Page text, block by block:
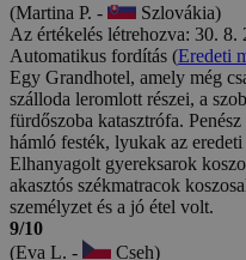
(Martina P. -
Szlovákia)
Az értékelés létrehozva: 30. 8.
Automatikus fordítás (Eredeti
Egy Grandhotel, amely még
szálloda leromlott részei, a
fürdőszoba katasztrófa.
hámló festék, lyukak az
Elhanyagolt gyereksarok
akasztós székmatracok
személyzet és a jó étel volt.
9/10
(Eva L. -
Cseh)